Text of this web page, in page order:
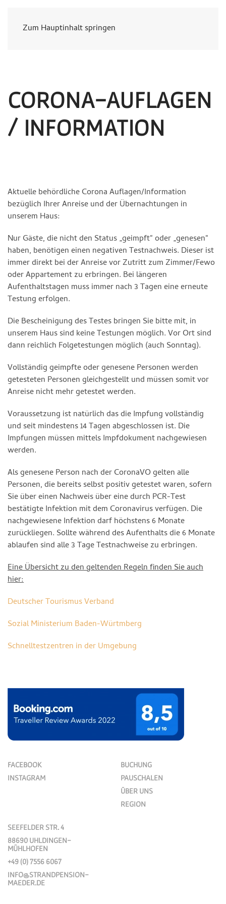
Zum Hauptinhalt springen
CORONA-AUFLAGEN
/ INFORMATION
Aktuelle behördliche Corona Auflagen/Information
bezüglich Ihrer Anreise und der Übernachtungen in
unserem Haus:
Nur Gäste, die nicht den Status „geimpft“ oder „genesen“
haben, benötigen einen negativen Testnachweis. Dieser ist
immer direkt bei der Anreise vor Zutritt zum Zimmer/Fewo
oder Appartement zu erbringen. Bei längeren
Aufenthaltstagen muss immer nach 3 Tagen eine erneute
Testung erfolgen.
Die Bescheinigung des Testes bringen Sie bitte mit, in
unserem Haus sind keine Testungen möglich. Vor Ort sind
dann reichlich Folgetestungen möglich (auch Sonntag).
Vollständig geimpfte oder genesene Personen werden
getesteten Personen gleichgestellt und müssen somit vor
Anreise nicht mehr getestet werden.
Voraussetzung ist natürlich das die Impfung vollständig
und seit mindestens 14 Tagen abgeschlossen ist. Die
Impfungen müssen mittels Impfdokument nachgewiesen
werden.
Als genesene Person nach der CoronaVO gelten alle
Personen, die bereits selbst positiv getestet waren, sofern
Sie über einen Nachweis über eine durch PCR-Test
bestätigte Infektion mit dem Coronavirus verfügen. Die
nachgewiesene Infektion darf höchstens 6 Monate
zurückliegen. Sollte während des Aufenthalts die 6 Monate
ablaufen sind alle 3 Tage Testnachweise zu erbringen.
Eine Übersicht zu den geltenden Regeln finden Sie auch
hier:
Deutscher Tourismus Verband
Sozial Ministerium Baden-Würtmberg
Schnelltestzentren in der Umgebung
FACEBOOK
INSTAGRAM
BUCHUNG
PAUSCHALEN
ÜBER UNS
REGION
SEEFELDER STR. 4
88690 UHLDINGEN-
MÜHLHOFEN
+49 (0) 7556 6067
INFO@STRANDPENSION-
MAEDER.DE